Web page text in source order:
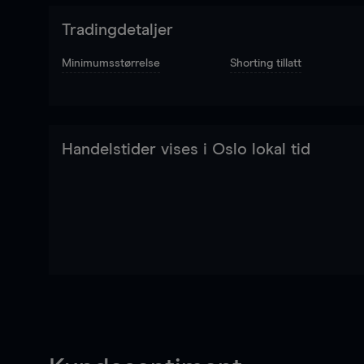
Tradingdetaljer
Minimumsstørrelse Shorting tillatt
Handelstider vises i Oslo lokal tid